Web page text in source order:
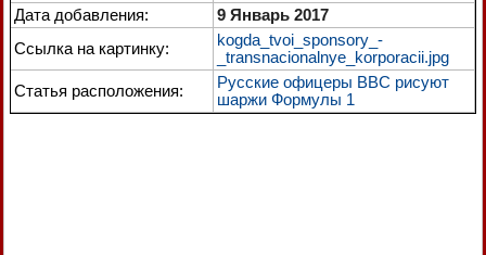
Дата добавления:
9 Январь 2017
Ссылка на картинку:
kogda_tvoi_sponsory_-
_transnacionalnye_korporacii.jpg
Статья расположения:
Русские офицеры ВВС рисуют
шаржи Формулы 1